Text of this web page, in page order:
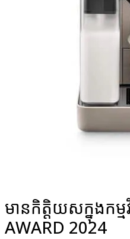
មានកិត្តិយសក្នុងកម្
AWARD 2024